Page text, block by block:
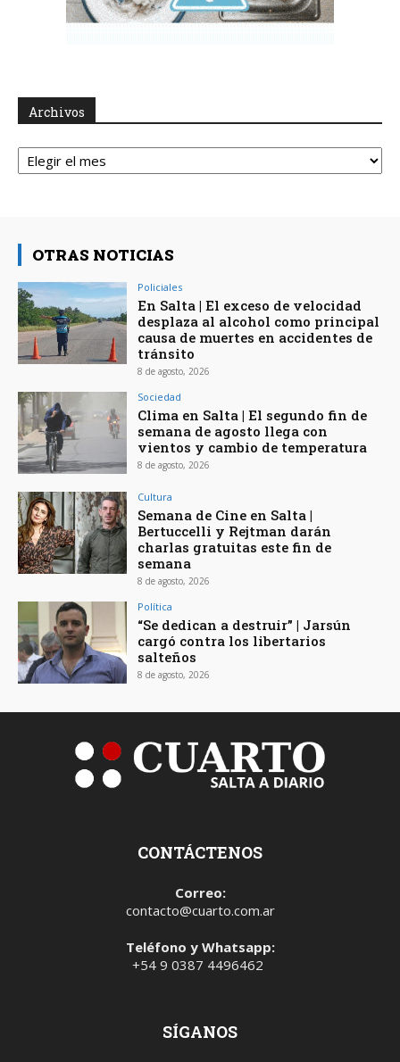
Archivos
Archivos
OTRAS NOTICIAS
Policiales
En Salta | El exceso de velocidad
desplaza al alcohol como principal
causa de muertes en accidentes de
tránsito
8 de agosto, 2026
Sociedad
Clima en Salta | El segundo fin de
semana de agosto llega con
vientos y cambio de temperatura
8 de agosto, 2026
Cultura
Semana de Cine en Salta |
Bertuccelli y Rejtman darán
charlas gratuitas este fin de
semana
8 de agosto, 2026
Política
“Se dedican a destruir” | Jarsún
cargó contra los libertarios
salteños
8 de agosto, 2026
CONTÁCTENOS
Correo:
contacto@cuarto.com.ar
Teléfono y Whatsapp:
+54 9 0387 4496462
SÍGANOS